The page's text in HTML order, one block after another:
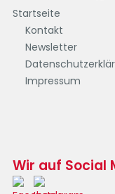
Startseite
Kontakt
Newsletter
Impressum
Wir auf Social